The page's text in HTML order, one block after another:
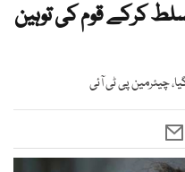
کرکے قوم کی توہین
چیئرمین پی ٹی آئی